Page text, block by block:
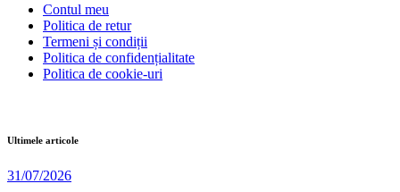
Contul meu
Politica de retur
Termeni și condiții
Politica de confidențialitate
Politica de cookie-uri
Ultimele articole
31/07/2026